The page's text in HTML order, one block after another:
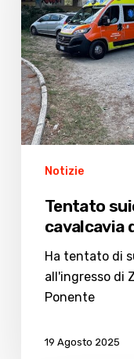
di
Zadina
Notizie
Tentato
cavalcavia
Ha tentato di
all'ingresso di
Ponente
19 Agosto 2025